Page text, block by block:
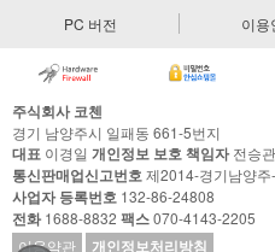
PC 버전 이용
주식회사 코첸
경기 남양주시 일패동 661-5번지
대표 이경일 개인정보 보호 책임자전승관
통신판매업신고번호제2014-경기남양
사업자 등록번호 132-86-24808
전화1688-8832 팩스070-4143-2205
이용약관
개인정보처리방침